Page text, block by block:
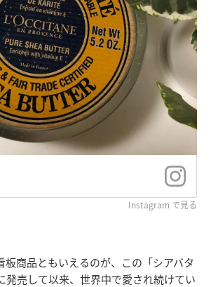
Instagram で見る
板商品ともいえるのが、この「シアバタ
発売して以来、世界中で愛され続けてい